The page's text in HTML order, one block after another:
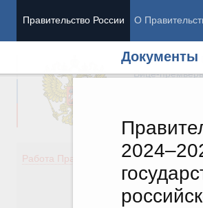
Правительство России О
Документы
Председатель
Вице-
Работа Правительства